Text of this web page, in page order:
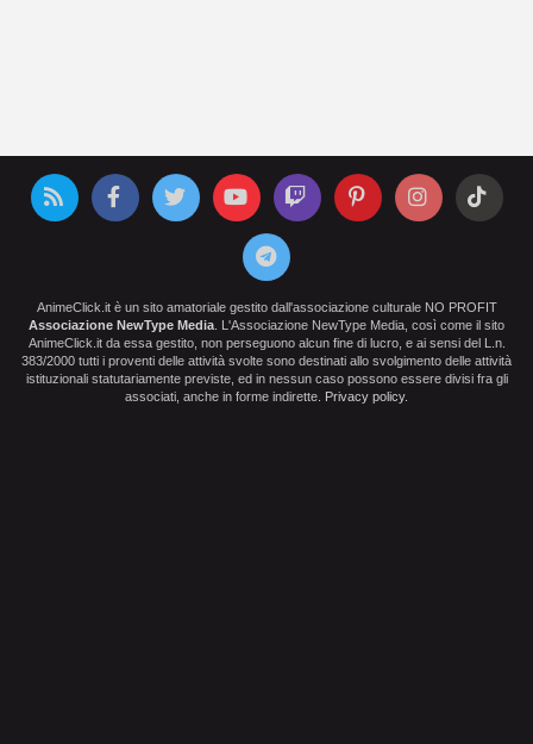
AnimeClick.it è un sito amatoriale gestito dall'associazione culturale NO PROFIT
Associazione NewType Media . L'Associazione NewType Media, così come il sito
AnimeClick.it da essa gestito, non perseguono alcun fine di lucro, e ai sensi del L.n.
383/2000 tutti i proventi delle attività svolte sono destinati allo svolgimento delle attività
istituzionali statutariamente previste, ed in nessun caso possono essere divisi fra gli
associati, anche in forme indirette. Privacy policy.